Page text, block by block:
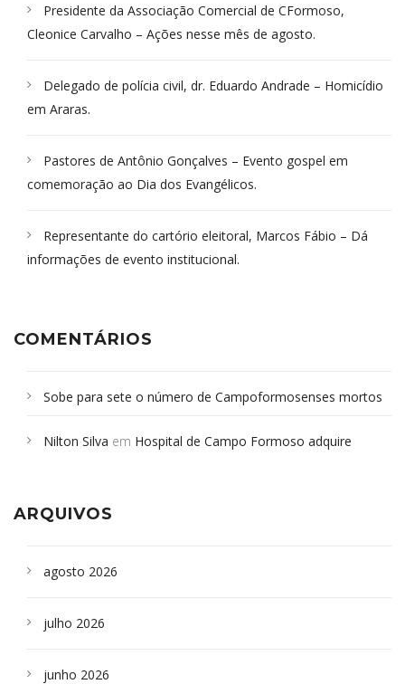
Presidente da Associação Comercial de CFormoso,
Cleonice Carvalho – Ações nesse mês de agosto.
Delegado de polícia civil, dr. Eduardo Andrade – Homicídio
em Araras.
Pastores de Antônio Gonçalves – Evento gospel em
comemoração ao Dia dos Evangélicos.
Representante do cartório eleitoral, Marcos Fábio – Dá
informações de evento institucional.
COMENTÁRIOS
Sobe para sete o número de Campoformosenses mortos
Campoformosenses que morreram em desabamentos são
Nilton Silva em Hospital de Campo Formoso adquire
ARQUIVOS
agosto 2026
julho 2026
junho 2026